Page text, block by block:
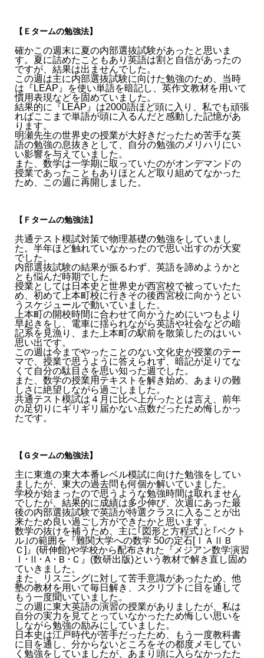
【Ｅタームの勉強法】
確かこの週末に夏の内部選抜試験があったと思いま
す。夏に詰めたこともあり英語は割と自信があったの
ですが、結果は出ませんでした。
この週は主に内部選抜試験に向けた勉強のため、当時
は『LEAP』を使い単語を暗記し、英作文教材を用いて
慣用表現などを固めていました。
結果的に『LEAP』は2000語ほど頭に入り、私でも頑張
ればここまで単語が頭に入るんだと感動した記憶があ
ります。
明瀬先生の世界史の授業が大好きだったため苦手な英
語の勉強の息抜きとして、自分の勉強のメリハリにい
い影響を与えていました。
また、数学は一学期に取っていたのがオンデマンドの
授業であったこともありほとんど取り組めてなかった
ため、この週に再開しました。
【Ｆタームの勉強法】
共通テスト模試対策で物理基礎の勉強をしていまし
た。半年ほど触れていなかったので思い出すのが大変
でした。
内部選抜試験の結果が振るわず、英語を諦めようかと
とも悩んだ時期でした。
授業としては日本史と世界史が西宮校で被っていたた
め、初めて上本町校に行きその後西宮校に向かうとい
うスケジュールで動いていました。
上本町の開校時間に合わせて向かうためにいつもより
早起きをし、電車に揺られながら英語や社会などの暗
記系を見漁り、また上本町の駅前を散策したのはいい
思い出です。
この週は今までやったことのない文化史が授業のテー
マで、授業で思うように答えられず、暗記が足りてな
くて自分の駄目さを思い知った週でした。
また、数学の授業用テキストを解き始め、あまりの難
しさに絶望しながら過ごしました。
共通テスト模試は４月に比べ上がったとは言え、前年
の足切りにギリギリ届かない点数だったため悔しかっ
たです。
【Ｇタームの勉強法】
主に東進の東大本番レベル模試に向けた勉強をしてい
ましたが、東大の過去問も何個か解いていました。
学校が始まったので思うような勉強時間は取れません
でしたが、結果的に成績は多少伸び、次週にあった最
後の内部選抜試験で英語が特選クラスに入ることが出
来たため良い過ごし方ができたかと思います。
数学の抜けを補うため、主に｢図形と方程式｣と｢ベクト
ル｣の範囲を『難関大学への数学 50の定石[ⅠＡⅡＢ
Ｃ]』(研伸館)や学校から配布された『メジアン数学演習
Ⅰ･Ⅱ･Ａ･Ｂ･Ｃ』(数研出版)という教材で解き直し固め
ていきました。
また、リスニングに対して苦手意識があったため、他
塾の教材を用いて毎日解き、スクリプトに目を通して
もう一度聞いていました。
この週に東大英語の演習の授業がありましたが、私は
自分の実力を見てとっていなかったため悔しい思いを
しながら勉強の励みにしていました。
日本史は江戸時代が苦手だったため、もう一度教科書
に目を通し、分からないところをその都度メモしてい
く勉強をしていましたが、あまり頭に入らなかったた